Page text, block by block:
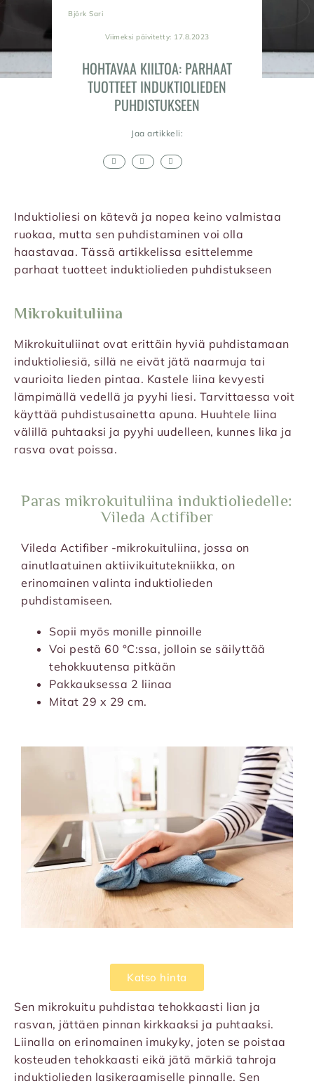
Björk Sari
Viimeksi päivitetty: 17.8.2023
HOHTAVAA KIILTOA: PARHAAT
TUOTTEET INDUKTIOLIEDEN
PUHDISTUKSEEN
Jaa artikkeli:
Induktioliesi on kätevä ja nopea keino valmistaa
ruokaa, mutta sen puhdistaminen voi olla
haastavaa. Tässä artikkelissa esittelemme
parhaat tuotteet induktiolieden puhdistukseen
Mikrokuituliina
Mikrokuituliinat ovat erittäin hyviä puhdistamaan
induktioliesiä, sillä ne eivät jätä naarmuja tai
vaurioita lieden pintaa. Kastele liina kevyesti
lämpimällä vedellä ja pyyhi liesi. Tarvittaessa voit
käyttää puhdistusainetta apuna. Huuhtele liina
välillä puhtaaksi ja pyyhi uudelleen, kunnes lika ja
rasva ovat poissa.
Paras mikrokuituliina induktioliedelle:
Vileda Actifiber
Vileda Actifiber -mikrokuituliina, jossa on
ainutlaatuinen aktiivikuitutekniikka, on
erinomainen valinta induktiolieden
puhdistamiseen.
Sopii myös monille pinnoille
Voi pestä 60 °C:ssa, jolloin se säilyttää
tehokkuutensa pitkään
Pakkauksessa 2 liinaa
Mitat 29 x 29 cm.
Katso hinta
Sen mikrokuitu puhdistaa tehokkaasti lian ja
rasvan, jättäen pinnan kirkkaaksi ja puhtaaksi.
Liinalla on erinomainen imukyky, joten se poistaa
kosteuden tehokkaasti eikä jätä märkiä tahroja
induktiolieden lasikeraamiselle pinnalle. Sen